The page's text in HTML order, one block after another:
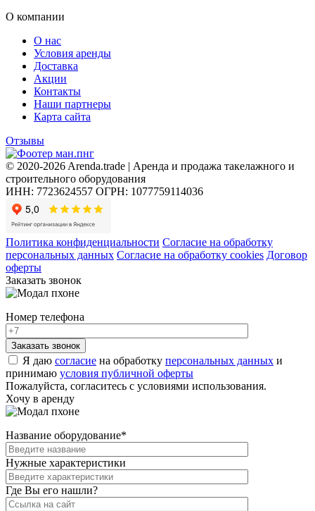
О компании
О нас
Условия аренды
Доставка
Акции
Контакты
Наши партнеры
Карта сайта
Отзывы
© 2020-2026 Arenda.trade | Аренда и продажа такелажного и
строительного оборудования
ИНН: 7723624557 ОГРН: 1077759114036
Политика конфиденциальности Согласие на обработку
персональных данных Согласие на обработку cookies Договор
оферты
Заказать звонок
Номер телефона
Я даю согласие на обработку персональных данных и
принимаю условия публичной оферты
Пожалуйста, согласитесь с условиями использования.
Хочу в аренду
Название оборудование*
Нужные характеристики
Где Вы его нашли?